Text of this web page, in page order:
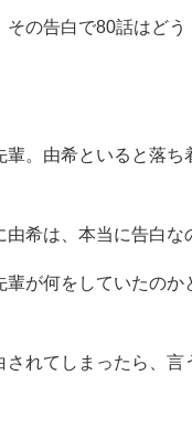
の告白で80話はど
。由希といると落
希は、本当に告白な
が何をしていたの
れてしまったら、言